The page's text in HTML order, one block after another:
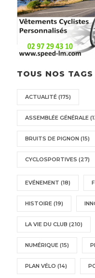
TOUS NOS TAGS
ACTUALITÉ (175)
ASSEMBLÉE GÉNÉRALE
BRUITS DE PIGNON (15)
CYCLOSPORTIVES (27)
EVÉNEMENT (18)
HISTOIRE (19)
LA VIE DU CLUB (210)
NUMÉRIQUE (15)
PLAN VÉLO (14)